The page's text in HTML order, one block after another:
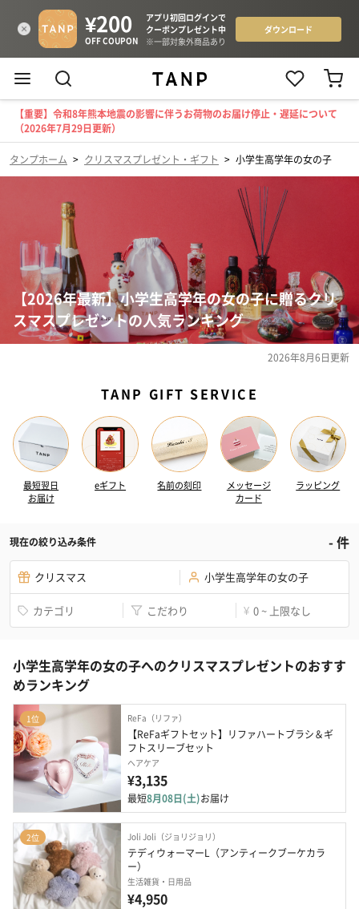
【重要】令和8年熊本地震の影響に伴うお荷物のお届け停止・遅延について
（2026年7月29日更新）
タンプホーム > クリスマスプレゼント・ギフト > 小学生高学年の女の子
【2026年最新】小学生高学年の女の子に贈るクリ
スマスプレゼントの人気ランキング
2026年8月6日更新
TANP GIFT SERVICE
最短翌日
お届け
eギフト 名前の刻印
メッセージ
カード
ラッピング
現在の絞り込み条件 -件
クリスマス 小学生高学年の女の子
カテゴリ こだわり ¥ 0 ~ 上限なし
小学生高学年の女の子へのクリスマスプレゼントのおすす
めランキング
1位 ReFa（リファ）
【ReFaギフトセット】リファハートブラシ＆ギ
フトスリーブセット
ヘアケア
¥3,135
最短8月08日(土)お届け
2位 Joli Joli（ジョリジョリ）
テディウォーマーL（アンティークブーケカラ
ー）
生活雑貨・日用品
¥4,950